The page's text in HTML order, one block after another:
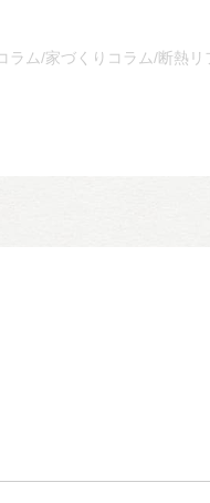
家づく
ラム/家づくりコラム/